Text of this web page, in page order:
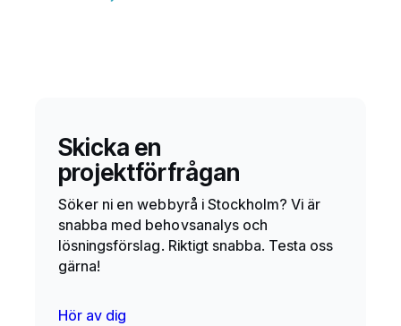
Skicka en
projektförfrågan
Söker ni en webbyrå i Stockholm? Vi är
snabba med behovsanalys och
lösningsförslag. Riktigt snabba. Testa oss
gärna!
Hör av dig